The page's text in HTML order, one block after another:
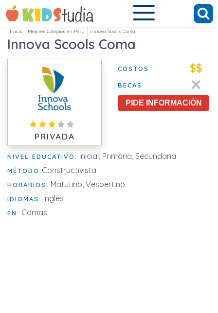
Inicio Mejores Colegios en Perú Innova Scools Coma
Innova Scools Coma
PRIVADA
COSTOS $$
BECAS
PIDE INFORMACIÓN
NIVEL EDUCATIVO: Inicial, Primaria, Secundaria
MÉTODO: Constructivista
HORARIOS: Matutino, Vespertino
IDIOMAS: Inglés
EN: Comas